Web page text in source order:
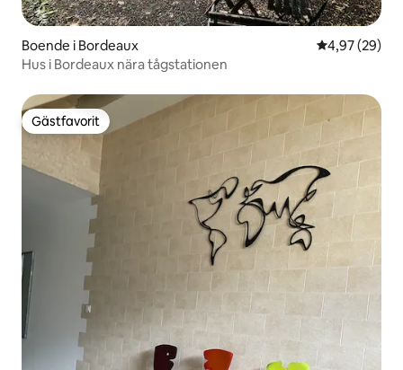
Boende i Bordeaux 4,97 av 5 i
4,97 (29)
Hus i Bordeaux nära tågstationen
Gästfavorit
Gästfavorit